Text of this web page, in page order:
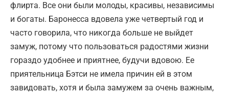
флирта. Все они были молоды, красивы, независимы
и богаты. Баронесса вдовела уже четвертый год и
часто говорила, что никогда больше не выйдет
замуж, потому что пользоваться радостями жизни
гораздо удобнее и приятнее, будучи вдовою. Ее
приятельница Бэтси не имела причин ей в этом
завидовать, хотя и была замужем за очень важным,